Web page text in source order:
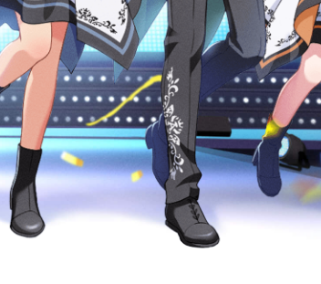
マイデスク設定変更